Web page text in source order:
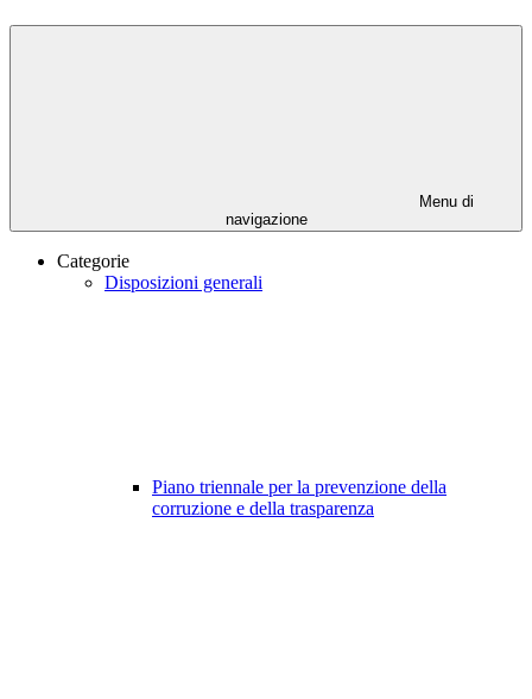
Menu di
navigazione
Categorie
Disposizioni generali
Piano triennale per la prevenzione della
corruzione e della trasparenza